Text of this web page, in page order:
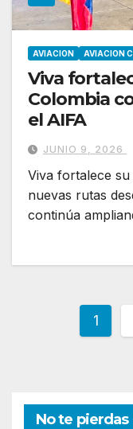
AVIACION AVIACION
Viva
Colombia
el AIFA
JUNIO 9, 2026
Viva fortalece
nuevas rutas
continúa
1
No te pierdas